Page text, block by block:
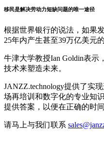
移民是解决劳动力短缺问题的唯一途径
根据世界银行的说法，如果
25年内产生甚至39万亿美元
牛津大学教授Ian Goldin表
技术来塑造未来。
JANZZ.technology提供了实
场再培训和数字化的专业知
提供答案，以便在正确的时
请马上与我们联系